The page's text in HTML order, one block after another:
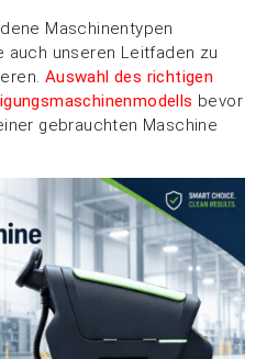
Maschinentypen
auch unseren Leitfaden zu
Auswahl des richtigen
bevor
gebrauchten Maschine